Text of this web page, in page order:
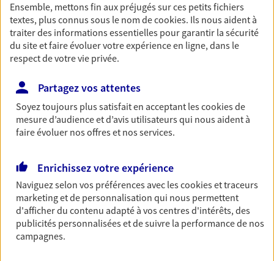
Garantie Accidents de la Vie
Bricoleuse, féru de jardinage, pâtissier en herbe
ou grande lectrice… personne n'est à l'abri d'un
accident du quotidien. Avec Ma Protection
Accident, protégez votre qualité de vie et vos
revenus.
Découvrir l'offre Garantie Accidents de la Vie
OBTENIR UN TARIF EN LIGNE
Multirisque Entreprise
Gagnez en simplicité et en sérénité avec votre
assurance multirisque entreprise. Un contrat
unique pour protéger vos locaux, matériels pro,
équipements et stocks… sans oublier votre
responsabilité civile.
Ensemble, mettons fin aux préjugés sur ces petits fichiers
textes, plus connus sous le nom decookies. Ils nous aident à
traiter des informations essentielles pour garantir la sécurité
du site et faire évoluer votre expérience en ligne, dans le
respect de votre vie privée.
Partagez vos attentes
Soyez toujours plus satisfait en acceptant lescookiesde
mesure d’audience et d’avis utilisateurs qui nous aident à
faire évoluer nos offres et nos services.
Enrichissez votre expérience
Naviguez selon vos préférences avec lescookies et traceurs
marketing et de personnalisation qui nous permettent
d'afficher du contenu adapté à vos centres d'intérêts, des
publicités personnalisées et de suivre la performance de nos
campagnes.